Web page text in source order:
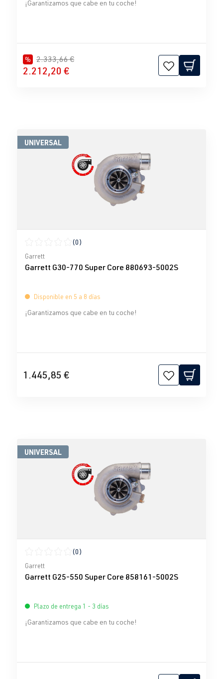
¡Garantizamos que cabe en tu coche!
% 2.333,66 €
2.212,20 €
UNIVERSAL
Calificación promedio de 0 de 5 estrellas
(0)
Garrett
Garrett G30-770 Super Core 880693-5002S
Disponible en 5 a 8 días
¡Garantizamos que cabe en tu coche!
1.445,85 €
UNIVERSAL
Calificación promedio de 0 de 5 estrellas
(0)
Garrett
Garrett G25-550 Super Core 858161-5002S
Plazo de entrega 1 - 3 días
¡Garantizamos que cabe en tu coche!